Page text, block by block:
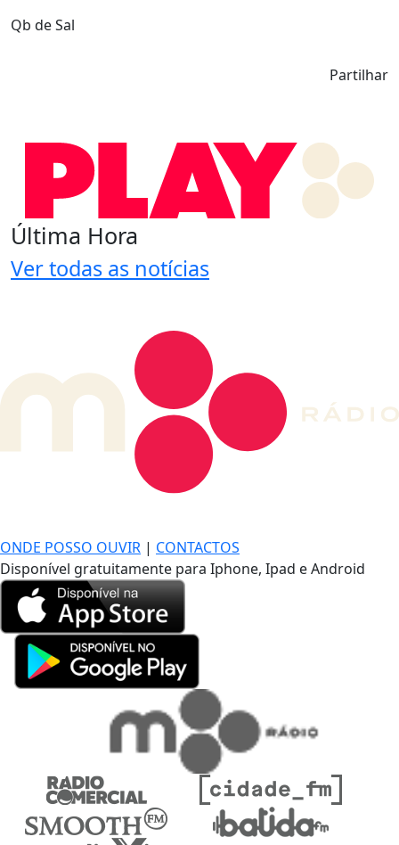
Qb de Sal
Partilhar
Última Hora
Ver todas as notícias
ONDE POSSO OUVIR | CONTACTOS
Disponível gratuitamente para Iphone, Ipad e Android